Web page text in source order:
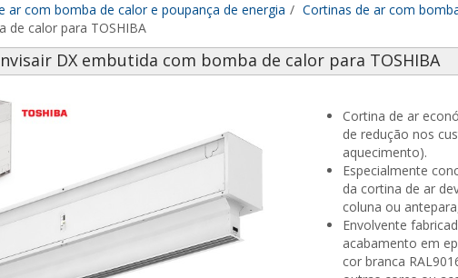
ar com bomba de calor e poupança de energia
Cortinas de ar com
de calor para TOSHIBA
DX embutida com bomba de calor para TOSHIBA
Cortina de ar
de redução nos
aquecimento).
Especialmente
da cortina de ar
coluna ou
Envolvente
acabamento em
cor branca